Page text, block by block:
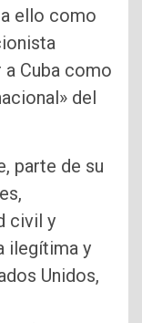
ello como
Cuba como
del
parte de su
civil y
ilegítima y
Unidos,